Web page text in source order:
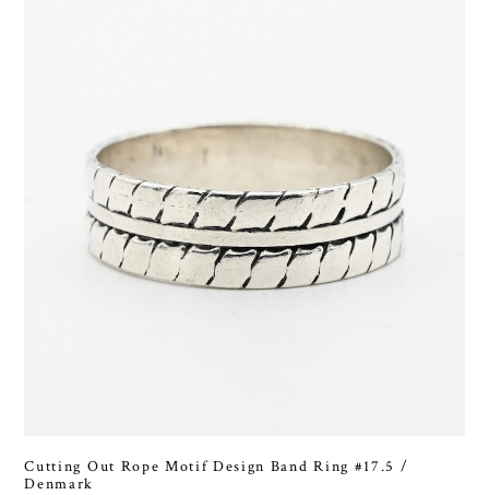
Cutting Out Rope Motif Design Band Ring #17.5 /
Denmark